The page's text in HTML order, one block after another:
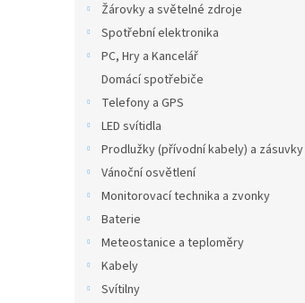
Žárovky a světelné zdroje
Spotřební elektronika
PC, Hry a Kancelář
Domácí spotřebiče
Telefony a GPS
LED svítidla
Prodlužky (přívodní kabely) a zásuvky
Vánoční osvětlení
Monitorovací technika a zvonky
Baterie
Meteostanice a teploměry
Kabely
Svítilny